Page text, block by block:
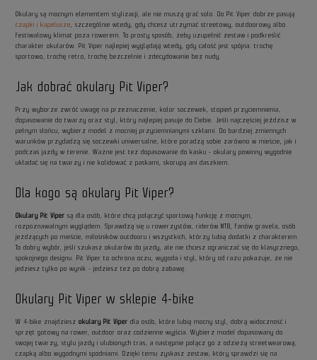
Okulary są mocnym elementem stylizacji, ale nie muszą grać solo. Do Pit Viper dobrze pasują
czapki i kapelusze, szczególnie wtedy, gdy chcesz utrzymać streetowy, outdoorowy albo
festiwalowy klimat poza rowerem. To prosty sposób, żeby uzupełnić zestaw i podkreślić
charakter okularów. Pit Viper najlepiej wyglądają wtedy, gdy całość jest spójna: trochę
sportowo, trochę retro, trochę bezczelnie i zdecydowanie bez nudy.
Jak dobrać okulary Pit Viper?
Przy wyborze zwróć uwagę na przeznaczenie, kolor soczewek, stopień przyciemnienia,
dopasowanie do twarzy oraz styl, który najlepiej pasuje do Ciebie. Jeśli najczęściej jeździsz w
pełnym słońcu, wybierz model z mocniej przyciemnianymi szkłami. Do bardziej zmiennych
warunków przydadzą się soczewki uniwersalne, które poradzą sobie zarówno w mieście, jak i
podczas jazdy w terenie. Ważne jest też dopasowanie do kasku - okulary powinny wygodnie
układać się na twarzy i nie kolidować z paskami, skorupą ani daszkiem.
Dla kogo są okulary Pit Viper?
Okulary Pit Viper są dla osób, które chcą połączyć sportową funkcję z mocnym,
rozpoznawalnym wyglądem. Sprawdzą się u rowerzystów, riderów MTB, fanów gravela, osób
jeżdżących po mieście, miłośników outdooru i wszystkich, którzy lubią dodatki z charakterem.
To dobry wybór, jeśli szukasz okularów do jazdy, ale nie chcesz ograniczać się do klasycznego,
spokojnego designu. Pit Viper to ochrona oczu, wygoda i styl, który od razu pokazuje, że nie
jedziesz tylko po wynik - jedziesz też po dobrą zabawę.
Okulary Pit Viper w sklepie 4-bike
W 4-bike znajdzieszokulary Pit Viper dla osób, które lubią mocny styl, dobrą widoczność i
sprzęt gotowy na rower, outdoor oraz codzienne wyjścia. Wybierz model dopasowany do
swojej twarzy, stylu jazdy i ulubionych tras, a następnie połącz go z odzieżą streetwearową,
czapką albo wygodnymi spodniami. Dzięki temu zyskasz zestaw, który sprawdzi się na